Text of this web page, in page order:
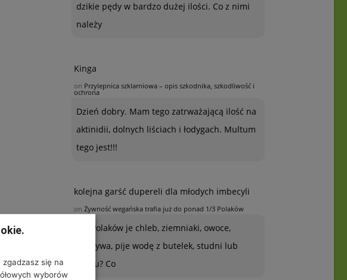
dzikie pędy w bardzo dużej ilości. Co z nimi
należy
Kinga
on Przylepnica szklarniowa – opis szkodnika, szkodliwość i
ochrona
Dzień dobry. Mam tego zatrważającą ilość na
aktinidii, dolnych liściach i łodygach. Multum
tego jest!!!
kolejna garść dupereli dla młodych imbecyli
on Żywność wegańska trafia już do ponad 1/3 Polaków
1/3 Polaków je chleb, ziemniaki, owoce,
warzywa, pije wodę z butelek, studni lub
kranu? Co
się na
wyborów